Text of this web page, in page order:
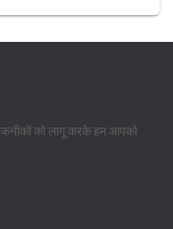
को लागू करके हम आपको